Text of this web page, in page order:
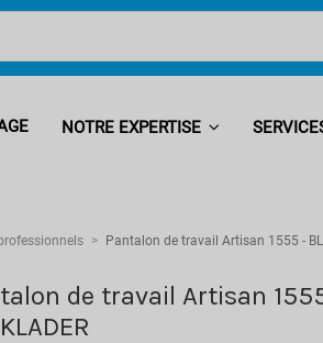
NOTRE EXPERTISE
Pantalon de travail Artisan 1555 -
de travail Artisan